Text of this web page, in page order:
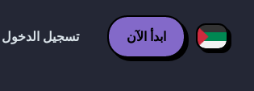
تسجيل الدخول ابدأ الآن